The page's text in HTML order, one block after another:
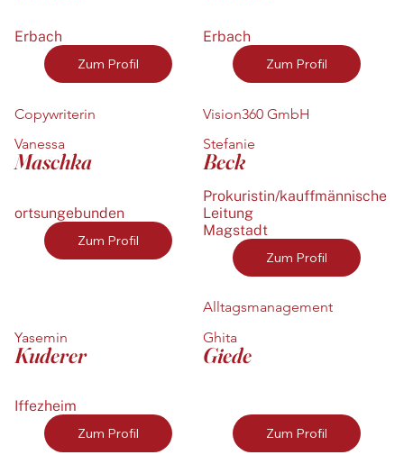
Erbach
Zum Profil
Erbach
Zum Profil
Copywriterin
Vanessa
Maschka
ortsungebunden
Zum Profil
Vision360 GmbH
Stefanie
Beck
Prokuristin/kauffmännische
Leitung
Magstadt
Zum Profil
Yasemin
Kuderer
Iffezheim
Zum Profil
Alltagsmanagement
Ghita
Giede
Zum Profil